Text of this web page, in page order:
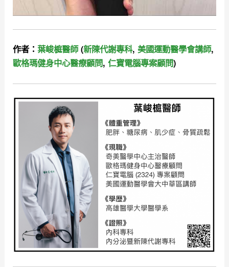
作者：葉峻榳醫師(新陳代謝專科, 美國運動醫學會講師,
歐格瑪健身中心醫療顧問,仁寶電腦專案顧問)